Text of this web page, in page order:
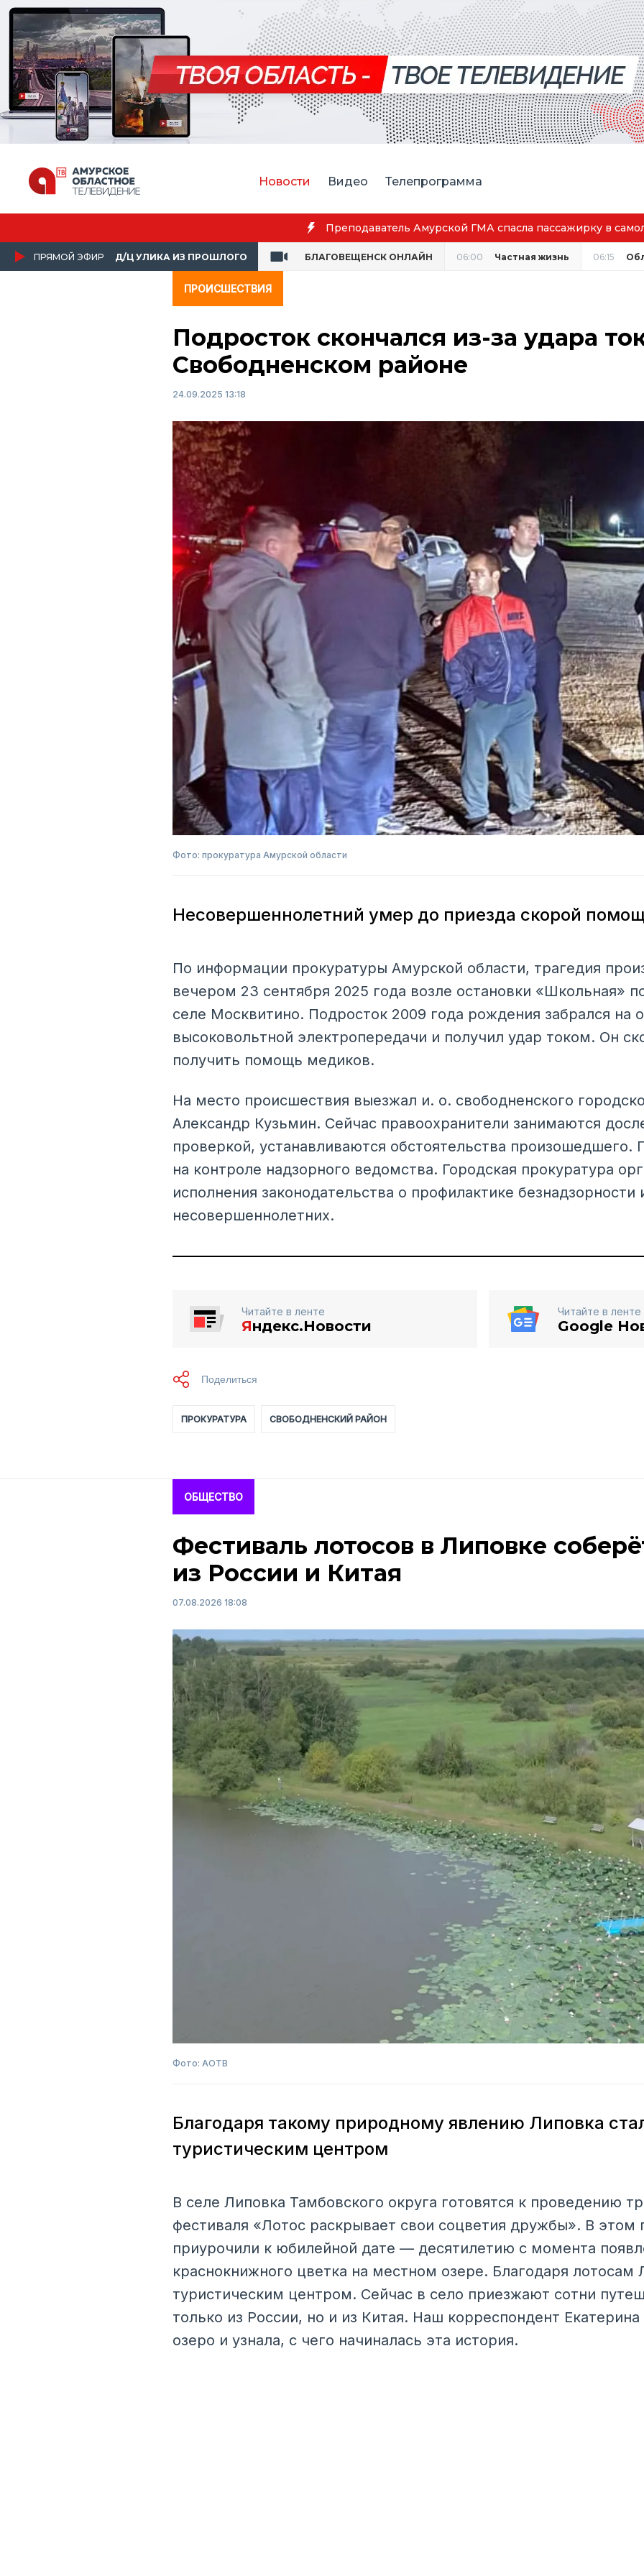
Новости Видео Телепрограмма
ПРЯМОЙ ЭФИР Д/Ц УЛИКА ИЗ ПРОШЛОГО БЛАГОВЕЩЕНСК ОНЛАЙН 06:00 Частная жизнь 06:15
ПРОИСШЕСТВИЯ
Подросток скончался из-за удара
Свободненском районе
24.09.2025 13:18
Фото: прокуратура Амурской области
Несовершеннолетний умер до приезда скорой
По информации прокуратуры Амурской области, трагедия
вечером 23 сентября 2025 года возле остановки «Школьная»
селе Москвитино. Подросток 2009 года рождения забрался на
высоковольтной электропередачи и получил удар током. Он
получить помощь медиков.
На место происшествия выезжал и. о. свободненского
Александр Кузьмин. Сейчас правоохранители занимаются
проверкой, устанавливаются обстоятельства произошедшего.
на контроле надзорного ведомства. Городская прокуратура
исполнения законодательства о профилактике
несовершеннолетних.
Читайте в ленте
Яндекс.Новости
Читайте в ленте
Google
ПРОКУРАТУРА СВОБОДНЕНСКИЙ РАЙОН
ОБЩЕСТВО
Фестиваль лотосов в Липовке
из России и Китая
07.08.2026 18:08
Фото: АОТВ
Благодаря такому природному явлению Липовка
туристическим центром
В селе Липовка Тамбовского округа готовятся к проведению
фестиваля «Лотос раскрывает свои соцветия дружбы». В этом
приурочили к юбилейной дате — десятилетию с момента
краснокнижного цветка на местном озере. Благодаря лотосам
туристическим центром. Сейчас в село приезжают сотни
только из России, но и из Китая. Наш корреспондент Екатерина
озеро и узнала, с чего начиналась эта история.